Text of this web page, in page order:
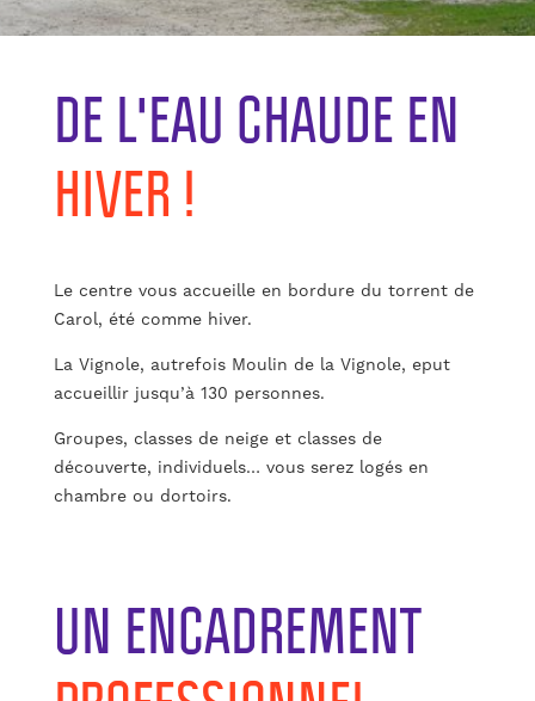
DE L'EAU CHAUDE EN
HIVER !
Le centre vous accueille en bordure du torrent de
Carol, été comme hiver.
La Vignole, autrefois Moulin de la Vignole, eput
accueillir jusqu’à 130 personnes.
Groupes, classes de neige et classes de
découverte, individuels… vous serez logés en
chambre ou dortoirs.
UN ENCADREMENT